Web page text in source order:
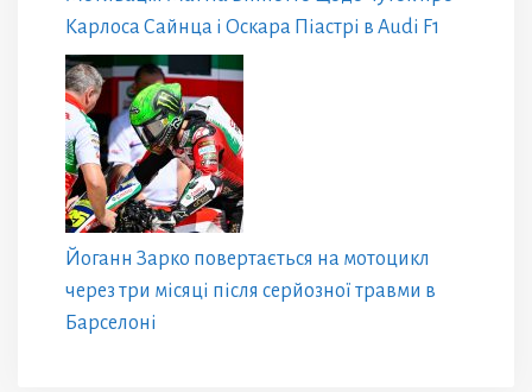
Карлоса Сайнца і Оскара Піастрі в Audi F1
Йоганн Зарко повертається на мотоцикл
через три місяці після серйозної травми в
Барселоні